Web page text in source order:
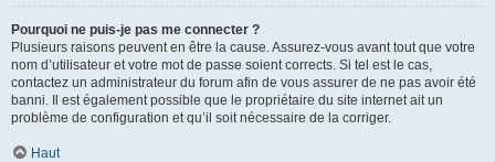
Pourquoi ne puis-je pas me connecter ?
Plusieurs raisons peuvent en être la cause. Assurez-vous avant tout que votre
nom d’utilisateur et votre mot de passe soient corrects. Si tel est le cas,
contactez un administrateur du forum afin de vous assurer de ne pas avoir été
banni. Il est également possible que le propriétaire du site internet ait un
problème de configuration et qu’il soit nécessaire de la corriger.
Haut